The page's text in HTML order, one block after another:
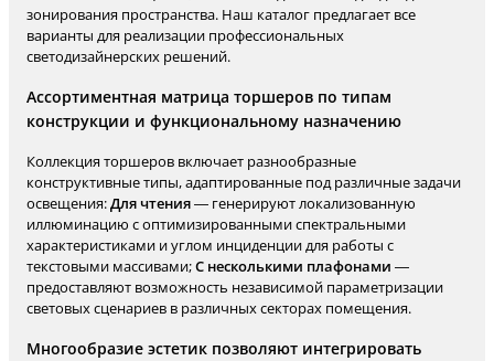
зонирования пространства. Наш каталог предлагает все
варианты для реализации профессиональных
светодизайнерских решений.
Ассортиментная матрица торшеров по типам
конструкции и функциональному назначению
Коллекция торшеров включает разнообразные
конструктивные типы, адаптированные под различные задачи
освещения:Для чтения— генерируют локализованную
иллюминацию с оптимизированными спектральными
характеристиками и углом инциденции для работы с
текстовыми массивами;С несколькими плафонами —
предоставляют возможность независимой параметризации
световых сценариев в различных секторах помещения.
Многообразие эстетик позволяют интегрировать